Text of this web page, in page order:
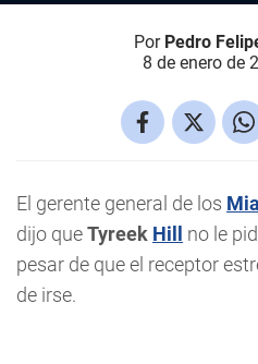
Por Pedro
8 de enero de
El gerente general de los
dijo queTyreek Hill
no le
pesar de que el receptor
de irse.